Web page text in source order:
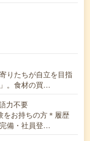
りたちが自立を目指
。食材の買…
力不要
お持ちの方＊履歴
備・社員登…